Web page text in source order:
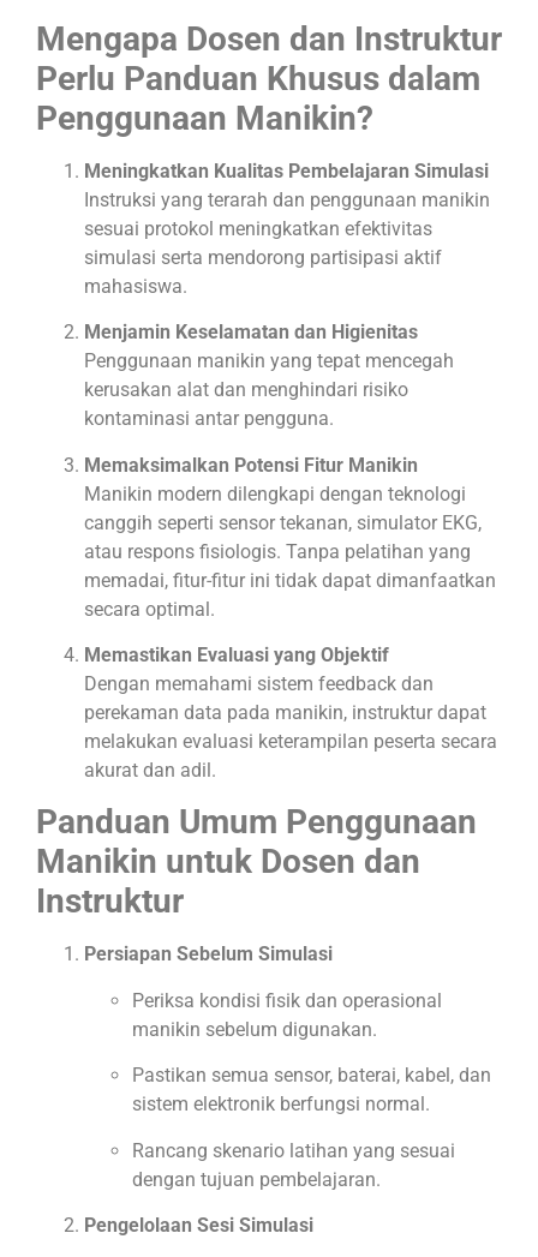
Mengapa Dosen dan Instruktur
Perlu Panduan Khusus dalam
Penggunaan Manikin?
Meningkatkan Kualitas Pembelajaran Simulasi
Instruksi yang terarah dan penggunaan manikin
sesuai protokol meningkatkan efektivitas
simulasi serta mendorong partisipasi aktif
mahasiswa.
Menjamin Keselamatan dan Higienitas
Penggunaan manikin yang tepat mencegah
kerusakan alat dan menghindari risiko
kontaminasi antar pengguna.
Memaksimalkan Potensi Fitur Manikin
Manikin modern dilengkapi dengan teknologi
canggih seperti sensor tekanan, simulator EKG,
atau respons fisiologis. Tanpa pelatihan yang
memadai, fitur-fitur ini tidak dapat dimanfaatkan
secara optimal.
Memastikan Evaluasi yang Objektif
Dengan memahami sistem feedback dan
perekaman data pada manikin, instruktur dapat
melakukan evaluasi keterampilan peserta secara
akurat dan adil.
Panduan Umum Penggunaan
Manikin untuk Dosen dan
Instruktur
Persiapan Sebelum Simulasi
Periksa kondisi fisik dan operasional
manikin sebelum digunakan.
Pastikan semua sensor, baterai, kabel, dan
sistem elektronik berfungsi normal.
Rancang skenario latihan yang sesuai
dengan tujuan pembelajaran.
Pengelolaan Sesi Simulasi